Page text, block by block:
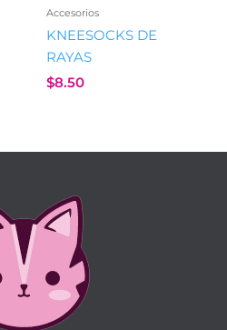
Accesorios
KNEESOCKS DE
RAYAS
$8.50